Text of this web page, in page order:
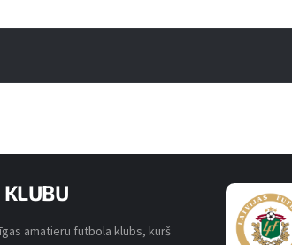
KLUBU
amatieru futbola klubs, kurš